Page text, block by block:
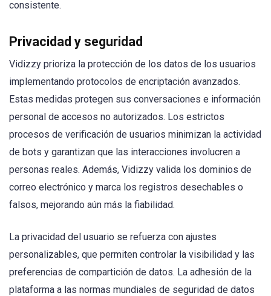
consistente.
Privacidad y seguridad
Vidizzy prioriza la protección de los datos de los usuarios
implementando protocolos de encriptación avanzados.
Estas medidas protegen sus conversaciones e información
personal de accesos no autorizados. Los estrictos
procesos de verificación de usuarios minimizan la actividad
de bots y garantizan que las interacciones involucren a
personas reales. Además, Vidizzy valida los dominios de
correo electrónico y marca los registros desechables o
falsos, mejorando aún más la fiabilidad.
La privacidad del usuario se refuerza con ajustes
personalizables, que permiten controlar la visibilidad y las
preferencias de compartición de datos. La adhesión de la
plataforma a las normas mundiales de seguridad de datos